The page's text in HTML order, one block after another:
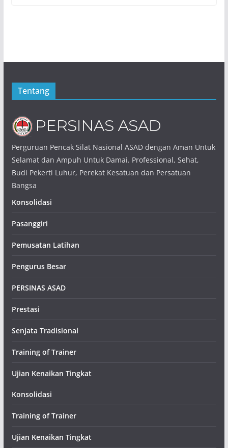
Tentang
Perguruan Pencak Silat Nasional ASAD dengan Aman Untuk
Selamat dan Ampuh Untuk Damai. Professional, Sehat,
Budi Pekerti Luhur, Perekat Kesatuan dan Persatuan
Bangsa
Konsolidasi
Pasanggiri
Pemusatan Latihan
Pengurus Besar
PERSINAS ASAD
Prestasi
Senjata Tradisional
Training of Trainer
Ujian Kenaikan Tingkat
Konsolidasi
Training of Trainer
Ujian Kenaikan Tingkat